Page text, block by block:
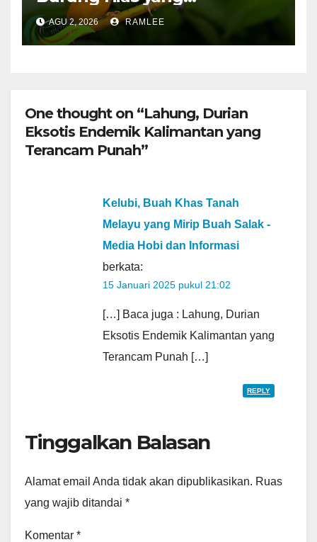
Menguntungkan
AGU 2, 2026 RAMLEE
One thought on “Lahung, Durian
Eksotis Endemik Kalimantan yang
Terancam Punah”
Kelubi, Buah Khas Tanah
Melayu yang Mirip Buah Salak -
Media Hobi dan Informasi
berkata:
15 Januari 2025 pukul 21:02
[…] Baca juga : Lahung, Durian
Eksotis Endemik Kalimantan yang
Terancam Punah […]
REPLY
Tinggalkan Balasan
Alamat email Anda tidak akan dipublikasikan. Ruas
yang wajib ditandai *
Komentar *